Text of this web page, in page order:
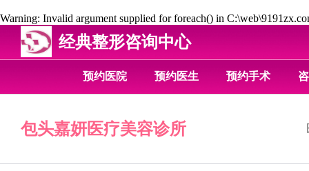
Warning: Invalid argument supplied for foreach() in
经典整形咨询中心
预约医院 预约医生 预约手术
包头嘉妍医疗美容诊所